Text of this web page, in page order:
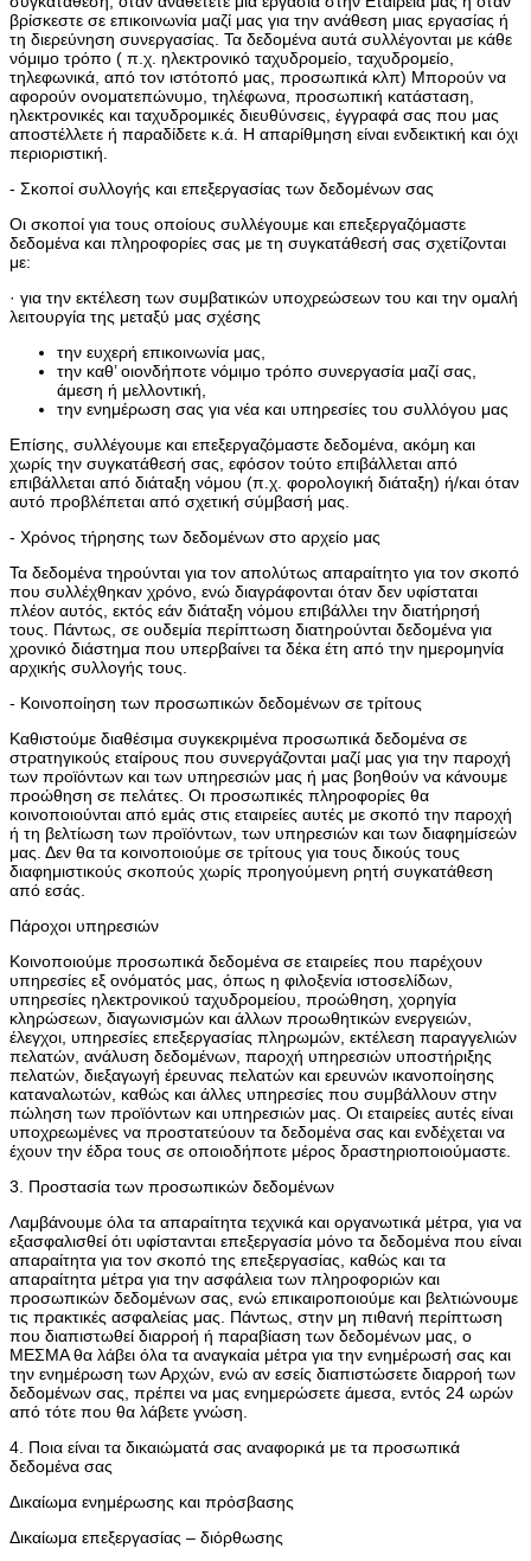
βρίσκεστε σε επικοινωνία μαζί μας για την ανάθεση μιας εργασίας ή
τη διερεύνηση συνεργασίας. Τα δεδομένα αυτά συλλέγονται με κάθε
νόμιμο τρόπο ( π.χ. ηλεκτρονικό ταχυδρομείο, ταχυδρομείο,
τηλεφωνικά, από τον ιστότοπό μας, προσωπικά κλπ) Μπορούν να
αφορούν ονοματεπώνυμο, τηλέφωνα, προσωπική κατάσταση,
ηλεκτρονικές και ταχυδρομικές διευθύνσεις, έγγραφά σας που μας
αποστέλλετε ή παραδίδετε κ.ά. Η απαρίθμηση είναι ενδεικτική και όχι
περιοριστική.
- Σκοποί συλλογής και επεξεργασίας των δεδομένων σας
Οι σκοποί για τους οποίους συλλέγουμε και επεξεργαζόμαστε
δεδομένα και πληροφορίες σας με τη συγκατάθεσή σας σχετίζονται
με:
· για την εκτέλεση των συμβατικών υποχρεώσεων του και την ομαλή
λειτουργία της μεταξύ μας σχέσης
την ευχερή επικοινωνία μας,
την καθ’ οιονδήποτε νόμιμο τρόπο συνεργασία μαζί σας,
άμεση ή μελλοντική,
την ενημέρωση σας για νέα και υπηρεσίες του συλλόγου μας
Επίσης, συλλέγουμε και επεξεργαζόμαστε δεδομένα, ακόμη και
χωρίς την συγκατάθεσή σας, εφόσον τούτο επιβάλλεται από
επιβάλλεται από διάταξη νόμου (π.χ. φορολογική διάταξη) ή/και όταν
αυτό προβλέπεται από σχετική σύμβασή μας.
- Χρόνος τήρησης των δεδομένων στο αρχείο μας
Τα δεδομένα τηρούνται για τον απολύτως απαραίτητο για τον σκοπό
που συλλέχθηκαν χρόνο, ενώ διαγράφονται όταν δεν υφίσταται
πλέον αυτός, εκτός εάν διάταξη νόμου επιβάλλει την διατήρησή
τους. Πάντως, σε ουδεμία περίπτωση διατηρούνται δεδομένα για
χρονικό διάστημα που υπερβαίνει τα δέκα έτη από την ημερομηνία
αρχικής συλλογής τους.
- Κοινοποίηση των προσωπικών δεδομένων σε τρίτους
Καθιστούμε διαθέσιμα συγκεκριμένα προσωπικά δεδομένα σε
στρατηγικούς εταίρους που συνεργάζονται μαζί μας για την παροχή
των προϊόντων και των υπηρεσιών μας ή μας βοηθούν να κάνουμε
προώθηση σε πελάτες. Οι προσωπικές πληροφορίες θα
κοινοποιούνται από εμάς στις εταιρείες αυτές με σκοπό την παροχή
ή τη βελτίωση των προϊόντων, των υπηρεσιών και των διαφημίσεών
μας. Δεν θα τα κοινοποιούμε σε τρίτους για τους δικούς τους
διαφημιστικούς σκοπούς χωρίς προηγούμενη ρητή συγκατάθεση
από εσάς.
Πάροχοι υπηρεσιών
Κοινοποιούμε προσωπικά δεδομένα σε εταιρείες που παρέχουν
υπηρεσίες εξ ονόματός μας, όπως η φιλοξενία ιστοσελίδων,
υπηρεσίες ηλεκτρονικού ταχυδρομείου, προώθηση, χορηγία
κληρώσεων, διαγωνισμών και άλλων προωθητικών ενεργειών,
έλεγχοι, υπηρεσίες επεξεργασίας πληρωμών, εκτέλεση παραγγελιών
πελατών, ανάλυση δεδομένων, παροχή υπηρεσιών υποστήριξης
πελατών, διεξαγωγή έρευνας πελατών και ερευνών ικανοποίησης
καταναλωτών, καθώς και άλλες υπηρεσίες που συμβάλλουν στην
πώληση των προϊόντων και υπηρεσιών μας. Οι εταιρείες αυτές είναι
υποχρεωμένες να προστατεύουν τα δεδομένα σας και ενδέχεται να
έχουν την έδρα τους σε οποιοδήποτε μέρος δραστηριοποιούμαστε.
3. Προστασία των προσωπικών δεδομένων
Λαμβάνουμε όλα τα απαραίτητα τεχνικά και οργανωτικά μέτρα, για να
εξασφαλισθεί ότι υφίστανται επεξεργασία μόνο τα δεδομένα που είναι
απαραίτητα για τον σκοπό της επεξεργασίας, καθώς και τα
απαραίτητα μέτρα για την ασφάλεια των πληροφοριών και
προσωπικών δεδομένων σας, ενώ επικαιροποιούμε και βελτιώνουμε
τις πρακτικές ασφαλείας μας. Πάντως, στην μη πιθανή περίπτωση
που διαπιστωθεί διαρροή ή παραβίαση των δεδομένων μας, ο
ΜΕΣΜΑ θα λάβει όλα τα αναγκαία μέτρα για την ενημέρωσή σας και
την ενημέρωση των Αρχών, ενώ αν εσείς διαπιστώσετε διαρροή των
δεδομένων σας, πρέπει να μας ενημερώσετε άμεσα, εντός 24 ωρών
από τότε που θα λάβετε γνώση.
4. Ποια είναι τα δικαιώματά σας αναφορικά με τα προσωπικά
δεδομένα σας
Δικαίωμα ενημέρωσης και πρόσβασης
Δικαίωμα επεξεργασίας – διόρθωσης